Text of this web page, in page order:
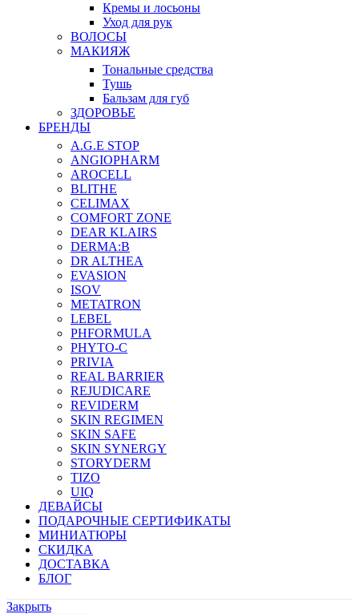
Кремы и лосьоны
Уход для рук
ВОЛОСЫ
МАКИЯЖ
Тональные средства
Тушь
Бальзам для губ
ЗДОРОВЬЕ
БРЕНДЫ
A.G.E STOP
ANGIOPHARM
AROCELL
BLITHE
CELIMAX
COMFORT ZONE
DEAR KLAIRS
DERMA:B
DR ALTHEA
EVASION
ISOV
METATRON
LEBEL
PHFORMULA
PHYTO-C
PRIVIA
REAL BARRIER
REJUDICARE
REVIDERM
SKIN REGIMEN
SKIN SAFE
SKIN SYNERGY
STORYDERM
TIZO
UIQ
ДЕВАЙСЫ
ПОДАРОЧНЫЕ СЕРТИФИКАТЫ
МИНИАТЮРЫ
СКИДКА
ДОСТАВКА
БЛОГ
Закрыть